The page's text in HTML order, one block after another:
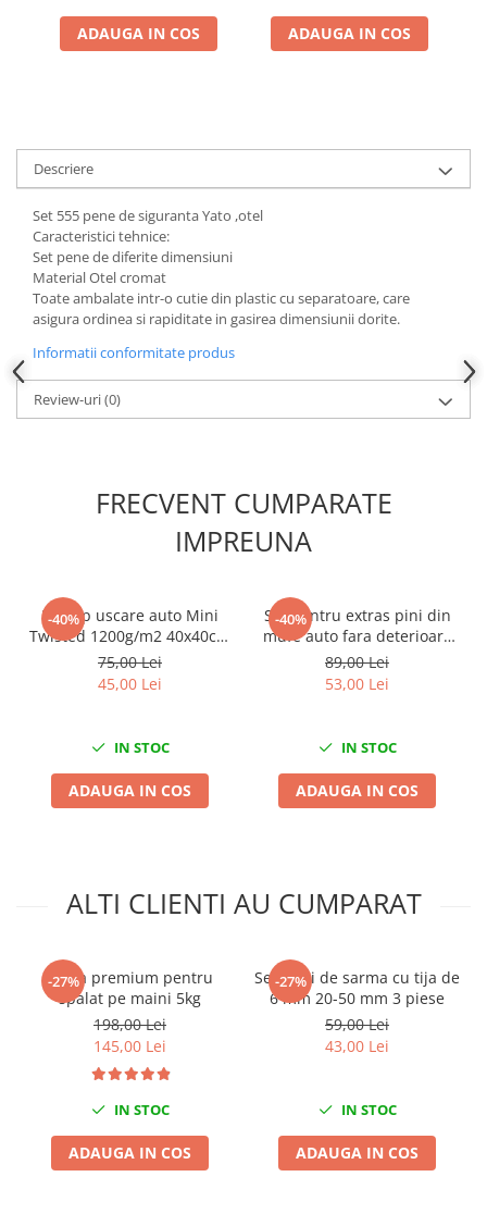
Chei de Forta
Chei Dinamometrice
Scule Electrice
Aparate de spalat cu presiune
Aspiratoare industriale
Lampi si Lanterne
Masini de insurubat si gaurit
Masini de polishat
Pistoale aer cald
Pistoale de lipit
Slefuitoare electrice
Audi
Bmw
Land Rover
Mercedes
Mini
Rover
Saab
ADAUGA IN COS ADAUGA IN COS
Descriere
Set 555 pene de siguranta Yato ,otel
Caracteristici tehnice:
Set pene de diferite dimensiuni
Material Otel cromat
Toate ambalate intr-o cutie din plastic cu separatoare, care
asigura ordinea si rapiditate in gasirea dimensiunii dorite.
Informatii conformitate produs
Review-uri(0)
FRECVENT CUMPARATE
IMPREUNA
-40%
Prosop uscare auto Mini
Twisted 1200g/m2 40x40cm
King Dryer
75,00 Lei
45,00 Lei
IN STOC
ADAUGA IN COS
-40%
Set pentru extras pini din
mufe auto fara deterioare
38 piese
89,00 Lei
53,00 Lei
IN STOC
ADAUGA IN COS
ALTI CLIENTI AU CUMPARAT
-27%
Pasta premium pentru
spalat pe maini 5kg
198,00 Lei
145,00 Lei
IN STOC
ADAUGA IN COS
-27%
Set perii de sarma cu tija de
6 mm 20-50 mm 3 piese
59,00 Lei
43,00 Lei
IN STOC
ADAUGA IN COS